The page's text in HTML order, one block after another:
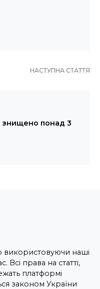
НАСТУПНА СТАТТЯ
знищено понад 3
використовуючи наші
Всі права на статті,
платформі
законом України